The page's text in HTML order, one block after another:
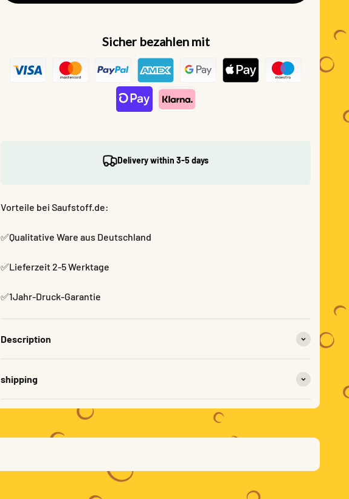
Sicher bezahlen mit
Delivery within 3-5 days
Vorteile bei Saufstoff.de:
✅Qualitative Ware aus Deutschland
✅Lieferzeit 2-5 Werktage
✅1Jahr-Druck-Garantie
Description
shipping